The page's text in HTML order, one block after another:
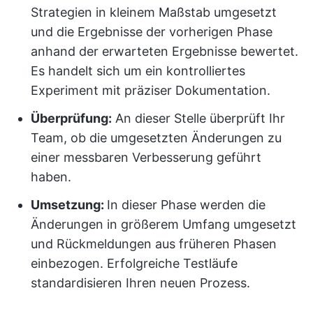
Strategien in kleinem Maßstab umgesetzt
und die Ergebnisse der vorherigen Phase
anhand der erwarteten Ergebnisse bewertet.
Es handelt sich um ein kontrolliertes
Experiment mit präziser Dokumentation.
Überprüfung: An dieser Stelle überprüft Ihr
Team, ob die umgesetzten Änderungen zu
einer messbaren Verbesserung geführt
haben.
Umsetzung: In dieser Phase werden die
Änderungen in größerem Umfang umgesetzt
und Rückmeldungen aus früheren Phasen
einbezogen. Erfolgreiche Testläufe
standardisieren Ihren neuen Prozess.